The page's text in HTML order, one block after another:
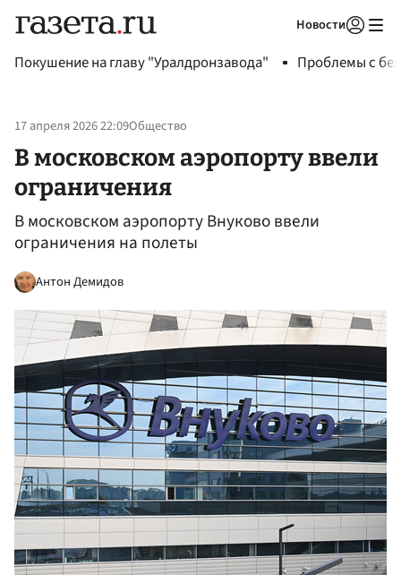
Новости
Покушение на главу "Уралдронзавода" Проблемы с
17 апреля 2026 22:09Общество
В московском аэропорту ввели
ограничения
В московском аэропорту Внуково ввели
ограничения на полеты
Антон Демидов